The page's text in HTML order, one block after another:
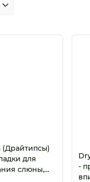
(Драйтипсы)
для
слюны,
-